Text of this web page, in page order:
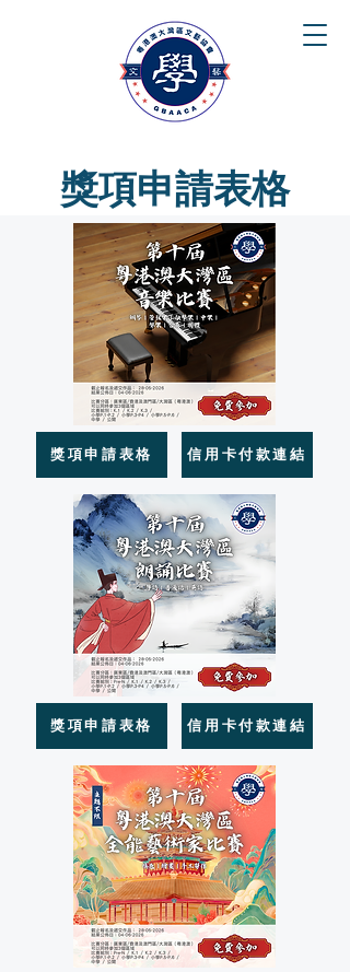
獎項申請表格
獎項申請表格 信用卡付款連結
獎項申請表格 信用卡付款連結